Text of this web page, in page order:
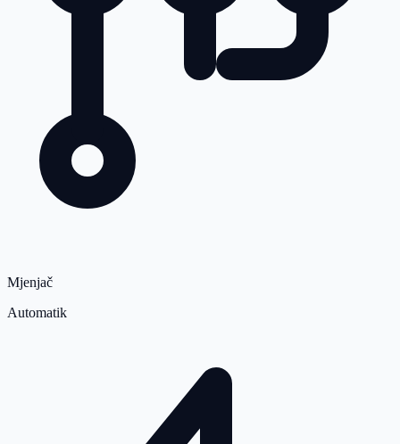
Mjenjač
Automatik